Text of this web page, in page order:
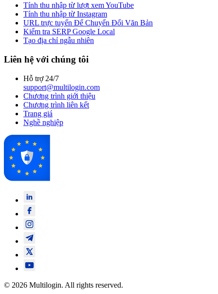
Tính thu nhập từ lượt xem YouTube
Tính thu nhập từ Instagram
URL trực tuyến Để Chuyển Đổi Văn Bản
Kiểm tra SERP Google Local
Tạo địa chỉ ngẫu nhiên
Liên hệ với chúng tôi
Hỗ trợ 24/7
support@multilogin.com
Chương trình giới thiệu
Chương trình liên kết
Trang giá
Nghề nghiệp
© 2026 Multilogin. All rights reserved.